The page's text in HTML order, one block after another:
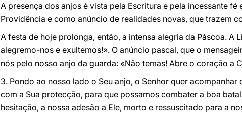
A presença dos anjos é vista pela Escritura e pela incessante
Providência e como anúncio de realidades novas, que trazem
A festa de hoje prolonga, então, a intensa alegria da Páscoa. A
alegremo-nos e exultemos!». O anúncio pascal, que o
nós pelo nosso anjo da guarda: «Não temas! Abre o coração a
3. Pondo ao nosso lado o Seu anjo, o Senhor quer
com a Sua protecção, para que possamos combater a boa
hesitação, a nossa adesão a Ele, morto e ressuscitado para a